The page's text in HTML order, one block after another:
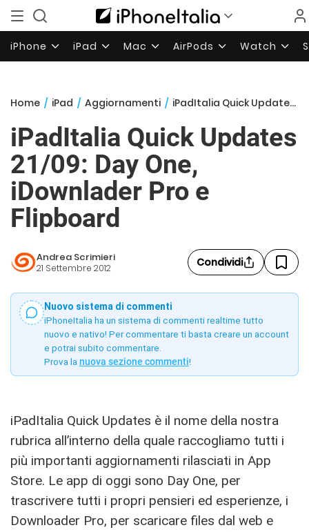
iPhone iPad Mac AirPods Watch
Home / iPad / Aggiornamenti / iPadItalia Quick Updates 21/09: Day One, iDownlader Pro e Flipboard
iPadItalia Quick Updates
21/09: Day One,
iDownlader Pro e
Flipboard
Andrea Scrimieri
21 Settembre 2012 Condividi
Nuovo sistema di commenti
iPhoneItalia ha un sistema di commenti realtime tutto
nuovo e nativo! Per commentare ti basta creare un account
e potrai subito commentare.
Prova la nuova sezione commenti!
iPadItalia Quick Updates è il nome della nostra
rubrica all’interno della quale raccogliamo tutti i
più importanti aggiornamenti rilasciati in App
Store. Le app di oggi sono Day One, per
trascrivere tutti i propri pensieri ed esperienze, i
Downloader Pro, per scaricare files dal web e